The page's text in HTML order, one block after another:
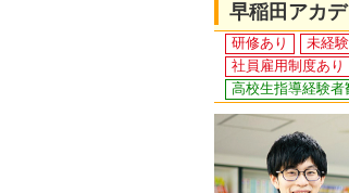
早稲田アカ
研修あり 未経
社員雇用制度あり
高校生指導経験者